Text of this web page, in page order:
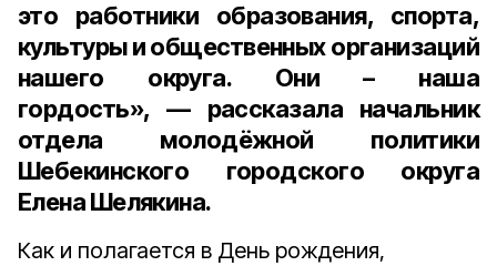
это работники образования, спорта,
культуры и общественных организаций
нашего округа. Они – наша
гордость», — рассказала начальник
отдела молодёжной политики
Шебекинского городского округа
Елена Шелякина.
Как и полагается в День рождения,